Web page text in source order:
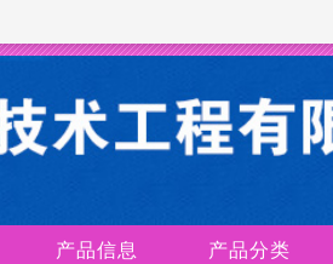
产品信息 产品分类